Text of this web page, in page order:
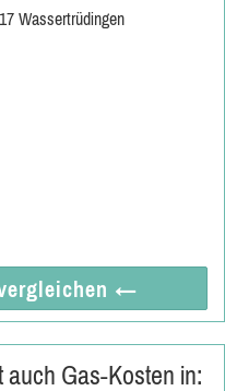
Wassertrüdingen
←
Gas-Kosten in: